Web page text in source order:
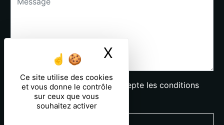
Ce site utilise des cookies
et vous donne le contrôle
sur ceux que vous
souhaitez activer
X
En cochant cette case, j'accepte les conditions
particulières ci-dessous **